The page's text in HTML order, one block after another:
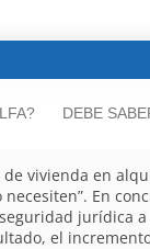
DEBE
vivienda en
En
jurídica
el